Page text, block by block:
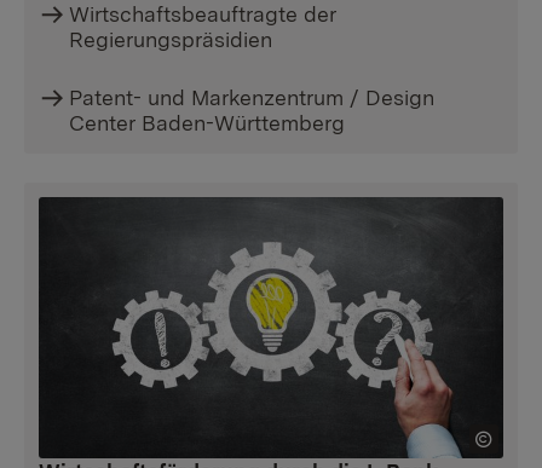
Wirtschaftsbeauftragte der
Regierungspräsidien
Patent- und Markenzentrum / Design
Center Baden-Württemberg